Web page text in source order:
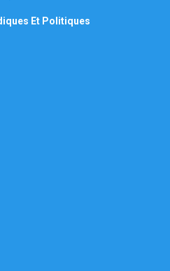
Et Politiques